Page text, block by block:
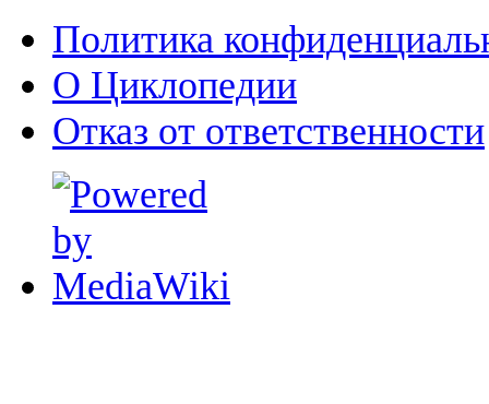
Политика
О Циклопедии
Отказ от ответственности